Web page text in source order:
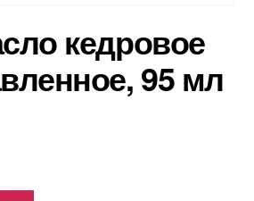
кедровое
95 мл